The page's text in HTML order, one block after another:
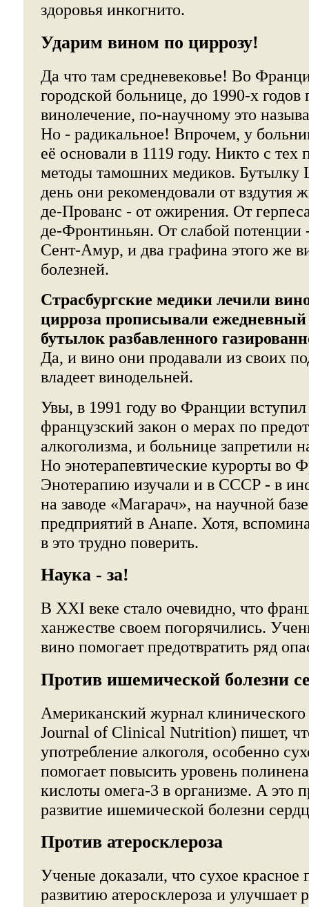
здоровья инкогнито.
Ударим вином по циррозу!
Да что там средневековье! Во
городской больнице, до 1990-х годов
винолечение, по-научному это
Но - радикальное! Впрочем, у
её основали в 1119 году. Никто с тех
методы тамошних медиков.
день они рекомендовали от вздутия
де-Прованс - от ожирения. От
де-Фронтиньян. От слабой потенции
Сент-Амур, и два графина этого же
болезней.
Страсбургские медики лечили
цирроза прописывали
бутылок разбавленного
Да, и вино они продавали из своих
владеет винодельней.
Увы, в 1991 году во Франции
французский закон о мерах по
алкоголизма, и больнице запретили
Но энотерапевтические курорты во
Энотерапию изучали и в СССР - в
на заводе «Магарач», на научной
предприятий в Анапе. Хотя,
в это трудно поверить.
Наука - за!
В XXI веке стало очевидно, что
ханжестве своем погорячились.
вино помогает предотвратить ряд
Против ишемической болезни
Американский журнал
Journal of Clinical Nutrition) пишет,
употребление алкоголя, особенно
помогает повысить уровень
кислоты омега-3 в организме. А это
развитие ишемической болезни
Против атеросклероза
Ученые доказали, что сухое красное
развитию атеросклероза и улучшает